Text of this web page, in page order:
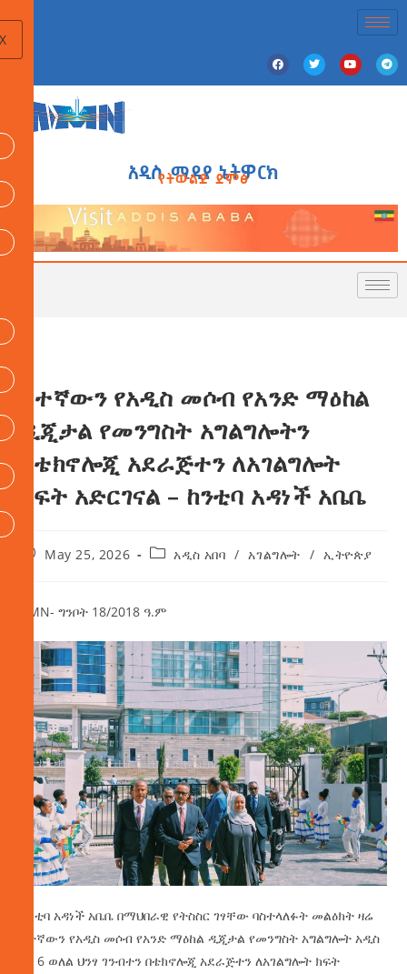
አዲስ ሚዲያ ኔትዎርክ
የትውልድ ድምፅ
7ተኛውን የአዲስ መሶብ የአንድ ማዕከል
ዲጂታል የመንግስት አግልግሎትን
በቴክኖሎጂ አደራጅተን ለአገልግሎት
ክፍት አድርገናል – ከንቲባ አዳነች አቤቤ
May 25, 2026 አዲስ አበባ / አገልግሎት / ኢትዮጵያ
AMN- ግንቦት 18/2018 ዓ.ም
ከንቲባ አዳነች አቤቤ በማህበራዊ የትስስር ገፃቸው ባስተላለፉት መልዕክት ዛሬ
7ተኛውን የአዲስ መሶብ የአንድ ማዕከል ዲጂታል የመንግስት አግልግሎት አዲስ
ባለ 6 ወለል ህንፃ ገንብተን በቴክኖሎጂ አደራጅተን ለአገልግሎት ክፍት